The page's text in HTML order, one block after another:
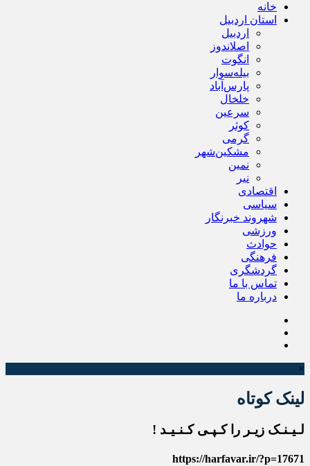
خانه
استان اردبیل
اردبیل
اصلاندوز
انگوت
بیله‌سوار
پارس‌آباد
خلخال
سرعین
کوثر
گرمی
مشکین‌شهر
نمین
نیر
اقتصادی
سیاسی
شهروند خبرنگار
ورزشی
حوادث
فرهنگی
گردشگری
تماس با ما
درباره ما
×
لینک کوتاه
لـیـنـک زیـر را کـپـی کـنـیـد !
https://harfavar.ir/?p=17671